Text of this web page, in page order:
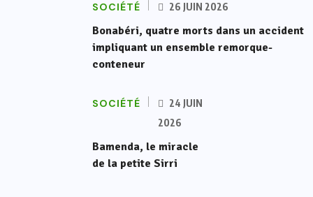
SOCIÉTÉ 26 JUIN 2026
Bonabéri, quatre morts dans un accident
impliquant un ensemble remorque-
conteneur
SOCIÉTÉ
24 JUIN
2026
Bamenda, le miracle
de la petite Sirri